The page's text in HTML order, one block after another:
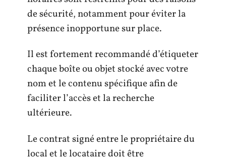
de sécurité, notamment pour éviter la
présence inopportune sur place.
Il est fortement recommandé d’étiqueter
chaque boîte ou objet stocké avec votre
nom et le contenu spécifique afin de
faciliter l’accès et la recherche
ultérieure.
Le contrat signé entre le propriétaire du
local et le locataire doit être